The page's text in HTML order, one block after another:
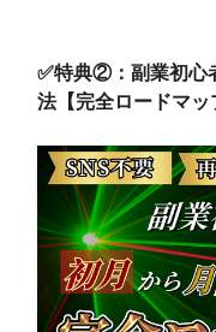
✅特典②：副業初心
法【完全ロードマッ